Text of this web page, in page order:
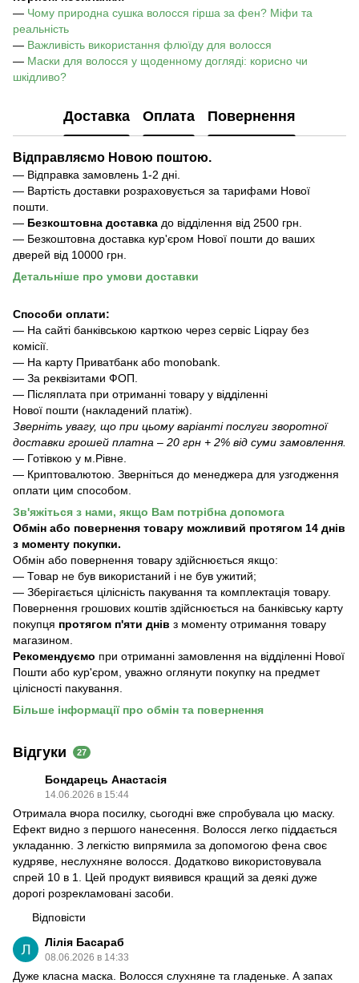
— Чому природна сушка волосся гірша за фен? Міфи та
реальність
— Важливість використання флюїду для волосся
— Маски для волосся у щоденному догляді: корисно чи
шкідливо?
Доставка Оплата Повернення
Відправляємо Новою поштою.
— Відправка замовлень 1-2 дні.
— Вартість доставки розраховується за тарифами Нової
пошти.
— Безкоштовна доставка до відділення від 2500 грн.
— Безкоштовна доставка кур'єром Нової пошти до ваших
дверей від 10000 грн.
Детальніше про умови доставки
Способи оплати:
— На сайті банківською карткою через сервіс Liqpay без
комісії.
— На карту Приватбанк або monobank.
— За реквізитами ФОП.
— Післяплата при отриманні товару у відділенні
Нової пошти (накладений платіж).
Зверніть увагу, що при цьому варіанті послуги зворотної
доставки грошей платна – 20 грн + 2% від суми замовлення.
— Готівкою у м.Рівне.
— Криптовалютою. Зверніться до менеджера для узгодження
оплати цим способом.
Зв'яжіться з нами, якщо Вам потрібна допомога
Обмін або повернення товару можливий протягом 14 днів
з моменту покупки.
Обмiн або повернення товару здійснюється якщо:
— Товар не був використаний і не був ужитий;
— Зберiгається цілісність пакування та комплектація товару.
Повернення грошових коштів здійснюється на банківську карту
покупця протягом п'яти днів з моменту отримання товару
магазином.
Рекомендуємо при отриманні замовлення на відділенні Нової
Пошти або кур'єром, уважно оглянути покупку на предмет
цілісності пакування.
Більше інформації про обмін та повернення
Відгуки 27
Бондарець Анастасія
14.06.2026 в 15:44
Отримала вчора посилку, сьогодні вже спробувала цю маску.
Ефект видно з першого нанесення. Волосся легко піддається
укладанню. З легкістю випрямила за допомогою фена своє
кудряве, неслухняне волосся. Додатково використовувала
спрей 10 в 1. Цей продукт виявився кращий за деякі дуже
дорогі розрекламовані засоби.
Відповісти
Лілія Басараб
08.06.2026 в 14:33
Дуже класна маска. Волосся слухняне та гладеньке. А запах